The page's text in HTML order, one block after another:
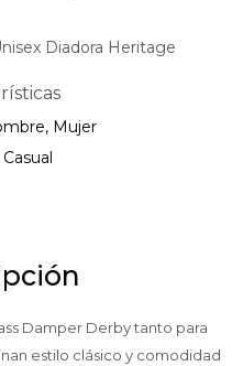
Diadora Heritage
Mujer
Casual
Damper Derby tanto para
estilo clásico y comodidad